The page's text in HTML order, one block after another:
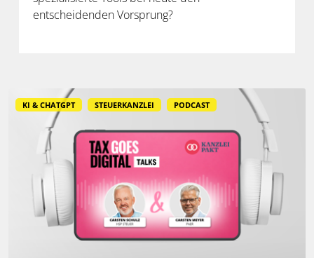
entscheidenden Vorsprung?
KI & CHATGPT STEUERKANZLEI PODCAST